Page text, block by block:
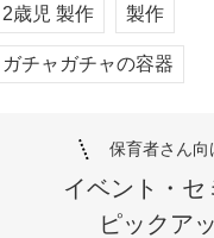
2歳児 製作 製作
ガチャガチャの容器
保育者さん向
イベント・セ
ピックア